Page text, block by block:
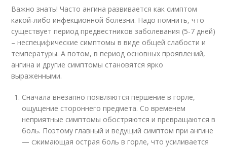
Важно знать! Часто ангина развивается как симптом
какой-либо инфекционной болезни. Надо помнить, что
существует период предвестников заболевания (5-7 дней)
– неспецифические симптомы в виде общей слабости и
температуры. А потом, в период основных проявлений,
ангина и другие симптомы становятся ярко
выраженными.
Сначала внезапно появляются першение в горле,
ощущение стороннего предмета. Со временем
неприятные симптомы обостряются и превращаются в
боль. Поэтому главный и ведущий симптом при ангине
— сжимающая острая боль в горле, что усиливается